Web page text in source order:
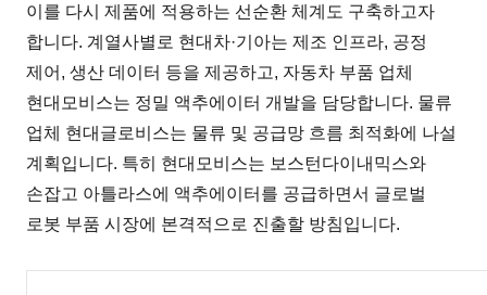
이를 다시 제품에 적용하는 선순환 체계도 구축하고자
합니다. 계열사별로 현대차·기아는 제조 인프라, 공정
제어, 생산 데이터 등을 제공하고, 자동차 부품 업체
현대모비스는 정밀 액추에이터 개발을 담당합니다. 물류
업체 현대글로비스는 물류 및 공급망 흐름 최적화에 나설
계획입니다. 특히 현대모비스는 보스턴다이내믹스와
손잡고 아틀라스에 액추에이터를 공급하면서 글로벌
로봇 부품 시장에 본격적으로 진출할 방침입니다.